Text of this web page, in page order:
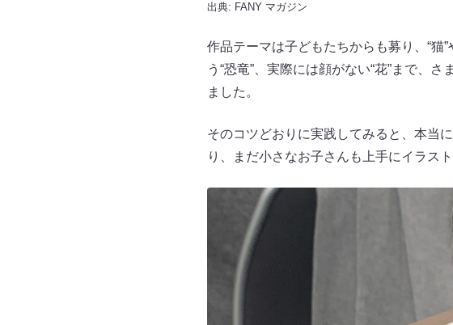
出典: FANY マガジン
作品テーマは子どもたちからも募り、“猫
う“恐竜”、実際には顔がない“花”まで、
ました。
そのコツどおりに実践してみると、本当
り、まだ小さなお子さんも上手にイラス